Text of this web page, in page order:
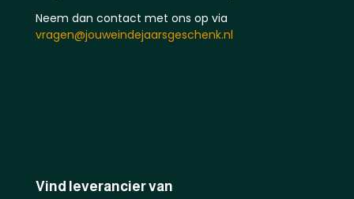
Neem dan contact met ons op via
vragen@jouweindejaarsgeschenk.nl
Vind leverancier van